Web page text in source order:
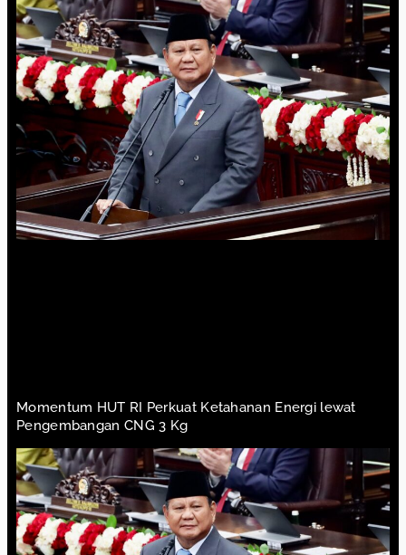
Momentum HUT RI Perkuat Ketahanan Energi lewat
Pengembangan CNG 3 Kg